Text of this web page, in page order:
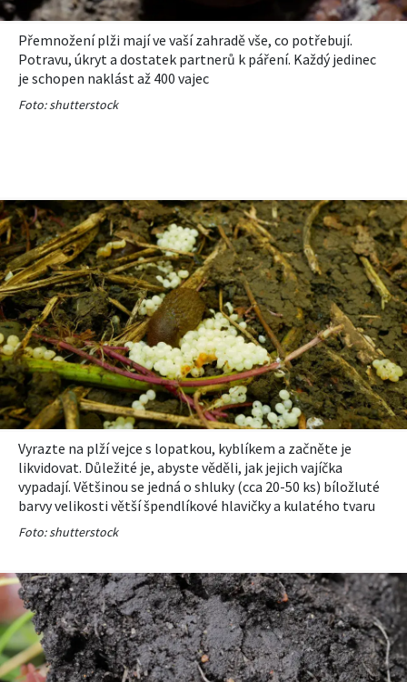
Přemnožení plži mají ve vaší zahradě vše, co potřebují.
Potravu, úkryt a dostatek partnerů k páření. Každý jedinec
je schopen naklást až 400 vajec
Foto: shutterstock
Vyrazte na plží vejce s lopatkou, kyblíkem a začněte je
likvidovat. Důležité je, abyste věděli, jak jejich vajíčka
vypadají. Většinou se jedná o shluky (cca 20-50 ks) bíložluté
barvy velikosti větší špendlíkové hlavičky a kulatého tvaru
Foto: shutterstock